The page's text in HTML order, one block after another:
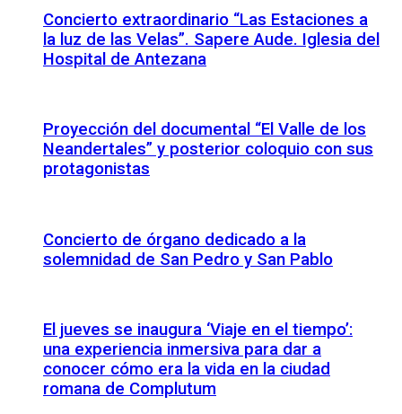
Concierto extraordinario “Las Estaciones a
la luz de las Velas”. Sapere Aude. Iglesia del
Hospital de Antezana
Proyección del documental “El Valle de los
Neandertales” y posterior coloquio con sus
protagonistas
Concierto de órgano dedicado a la
solemnidad de San Pedro y San Pablo
El jueves se inaugura ‘Viaje en el tiempo’:
una experiencia inmersiva para dar a
conocer cómo era la vida en la ciudad
romana de Complutum